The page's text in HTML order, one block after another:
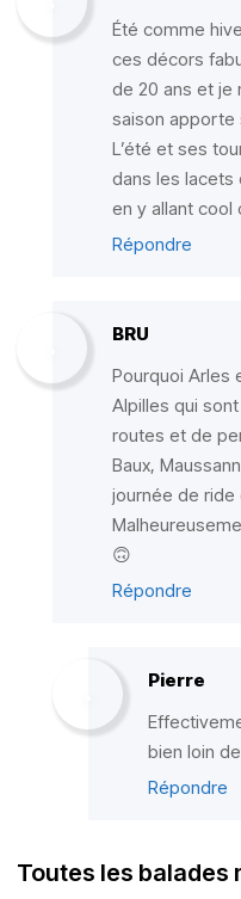
Été comme
ces décors
de 20 ans et je
saison apporte
L’été et ses
dans les lacets
en y allant cool
Répondre
BRU
Pourquoi Arles
Alpilles qui
routes et de
Baux,
journée de
🙃
Répondre
Pierre
bien loin
Répondre
Toutes les balades